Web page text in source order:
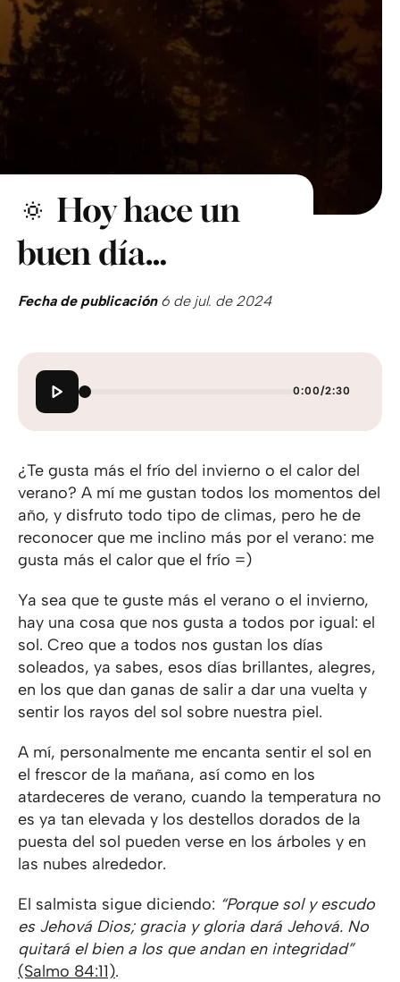
🔅 Hoy hace un
buen día…
Fecha de publicación6 de jul. de 2024
0:00/2:30
¿Te gusta más el frío del invierno o el calor del
verano? A mí me gustan todos los momentos del
año, y disfruto todo tipo de climas, pero he de
reconocer que me inclino más por el verano: me
gusta más el calor que el frío =)
Ya sea que te guste más el verano o el invierno,
hay una cosa que nos gusta a todos por igual: el
sol. Creo que a todos nos gustan los días
soleados, ya sabes, esos días brillantes, alegres,
en los que dan ganas de salir a dar una vuelta y
sentir los rayos del sol sobre nuestra piel.
A mí, personalmente me encanta sentir el sol en
el frescor de la mañana, así como en los
atardeceres de verano, cuando la temperatura no
es ya tan elevada y los destellos dorados de la
puesta del sol pueden verse en los árboles y en
las nubes alrededor.
El salmista sigue diciendo: “Porque sol y escudo
es Jehová Dios; gracia y gloria dará Jehová. No
quitará el bien a los que andan en integridad”
(Salmo 84:11).